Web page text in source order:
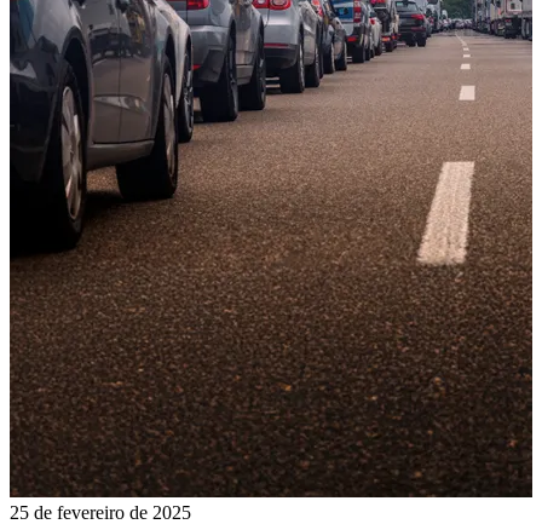
25 de fevereiro de 2025